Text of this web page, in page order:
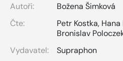
Autoři:
Božena Šimková
Čte:
Petr Kostka,
Bronislav
Vydavatel:
Supraphon